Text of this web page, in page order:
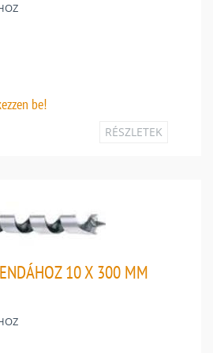
be!
RÉSZLETEK
10 X 300 MM